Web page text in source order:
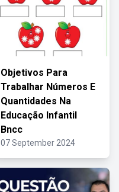
Objetivos Para
Trabalhar Números E
Quantidades Na
Educação Infantil
Bncc
07 September 2024